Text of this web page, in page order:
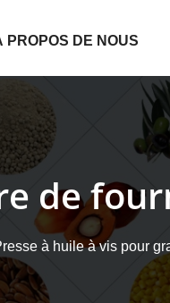
PROPOS DE NOUS
de
à huile à vis pour